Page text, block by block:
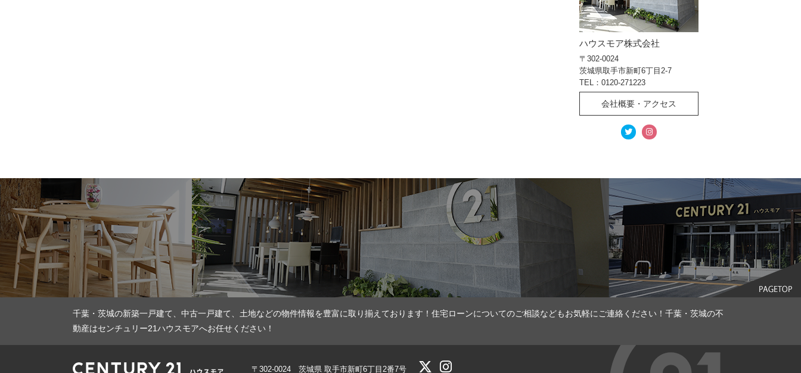
ハウスモア株式会社
〒302-0024
茨城県取手市新町6丁目2-7
TEL：0120-271223
会社概要・アクセス
千葉・茨城の新築一戸建て、中古一戸建て、土地などの物件情報を豊富に取り揃えております！住宅ローンについてのご相談などもお気軽にご連絡ください！千葉・茨城の不
動産はセンチュリー21ハウスモアへお任せください！
〒302-0024 茨城県 取手市新町6丁目2番7号